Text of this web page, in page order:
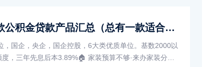
武汉市面上所有信用贷款公积金贷款产品汇总（总有一款适合您）
，国企，央企，国企控股，6大类优质单位。基数2000以
，三年先息后本3.89%🏠 家装预算不够·来办家装分期